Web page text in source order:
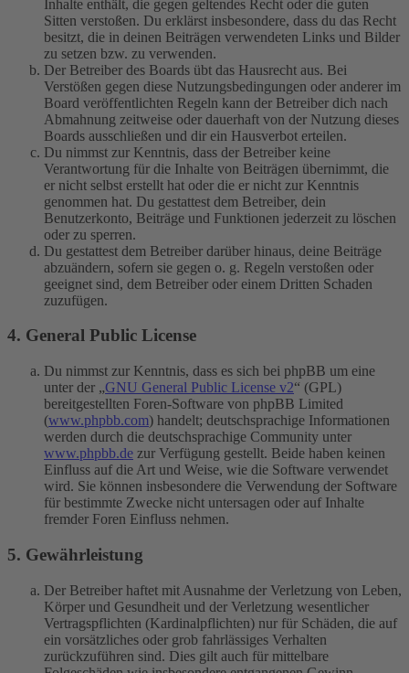
Inhalte enthält, die gegen geltendes Recht oder die guten
Sitten verstoßen. Du erklärst insbesondere, dass du das Recht
besitzt, die in deinen Beiträgen verwendeten Links und Bilder
zu setzen bzw. zu verwenden.
Der Betreiber des Boards übt das Hausrecht aus. Bei
Verstößen gegen diese Nutzungsbedingungen oder anderer im
Board veröffentlichten Regeln kann der Betreiber dich nach
Abmahnung zeitweise oder dauerhaft von der Nutzung dieses
Boards ausschließen und dir ein Hausverbot erteilen.
Du nimmst zur Kenntnis, dass der Betreiber keine
Verantwortung für die Inhalte von Beiträgen übernimmt, die
er nicht selbst erstellt hat oder die er nicht zur Kenntnis
genommen hat. Du gestattest dem Betreiber, dein
Benutzerkonto, Beiträge und Funktionen jederzeit zu löschen
oder zu sperren.
Du gestattest dem Betreiber darüber hinaus, deine Beiträge
abzuändern, sofern sie gegen o. g. Regeln verstoßen oder
geeignet sind, dem Betreiber oder einem Dritten Schaden
zuzufügen.
4. General Public License
Du nimmst zur Kenntnis, dass es sich bei phpBB um eine
unter der „GNU General Public License v2“ (GPL)
bereitgestellten Foren-Software von phpBB Limited
(www.phpbb.com) handelt; deutschsprachige Informationen
werden durch die deutschsprachige Community unter
www.phpbb.de zur Verfügung gestellt. Beide haben keinen
Einfluss auf die Art und Weise, wie die Software verwendet
wird. Sie können insbesondere die Verwendung der Software
für bestimmte Zwecke nicht untersagen oder auf Inhalte
fremder Foren Einfluss nehmen.
5. Gewährleistung
Der Betreiber haftet mit Ausnahme der Verletzung von Leben,
Körper und Gesundheit und der Verletzung wesentlicher
Vertragspflichten (Kardinalpflichten) nur für Schäden, die auf
ein vorsätzliches oder grob fahrlässiges Verhalten
zurückzuführen sind. Dies gilt auch für mittelbare